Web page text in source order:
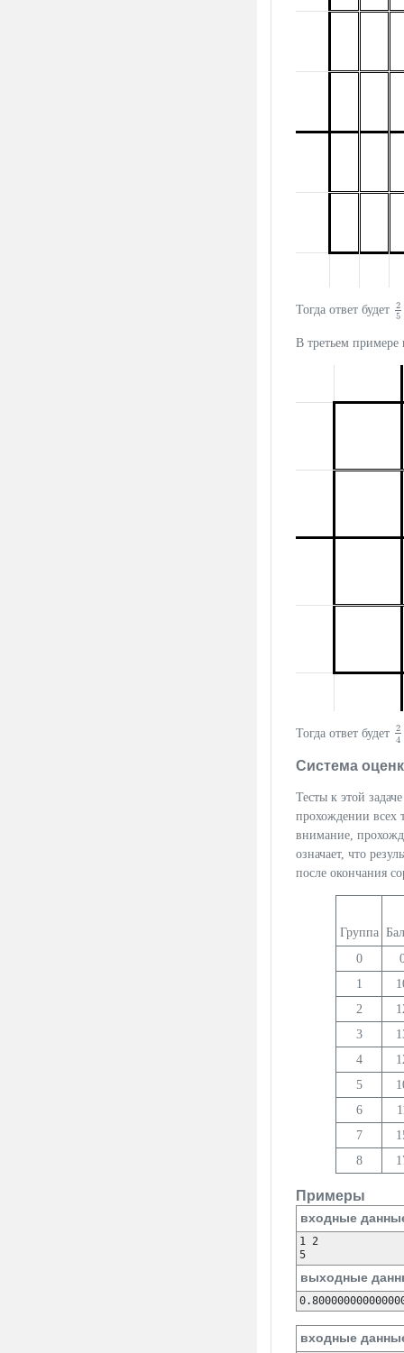
Тогда ответ будет 2
5
25
В третьем
Тогда ответ будет 2
4
24
Система
Тесты к этой
прохождении всех
внимание,
означает, что
после окончания
Группа
0
1
2
3
4
5
6
7
8
Примеры
входные
1 2
5
выходные
входные